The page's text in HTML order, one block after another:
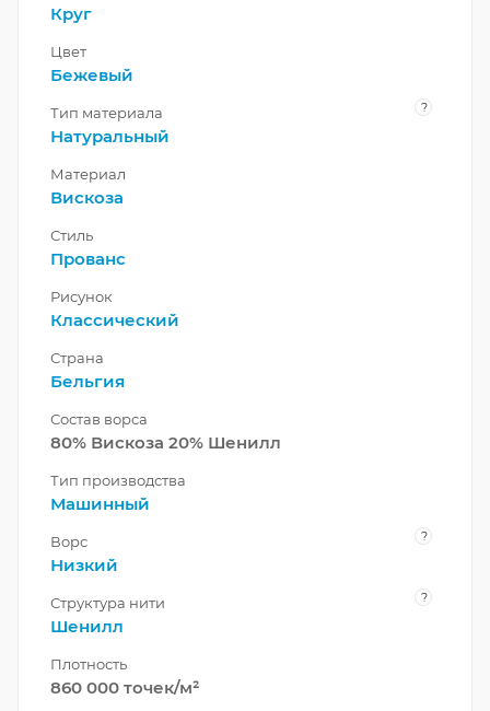
Круг
Цвет
Бежевый
Тип материала ?
Натуральный
Материал
Вискоза
Стиль
Прованс
Рисунок
Классический
Страна
Бельгия
Состав ворса
80% Вискоза 20% Шенилл
Тип производства
Машинный
Ворс ?
Низкий
Структура нити ?
Шенилл
Плотность
860 000 точек/м²